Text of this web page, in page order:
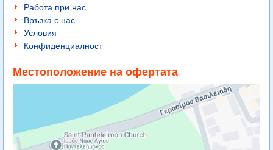
Работа при нас
Връзка с нас
Условия
Конфиденциалност
Местоположение на офертата